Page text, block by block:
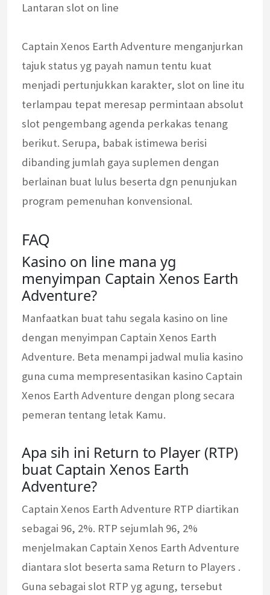
Lantaran slot on line
Captain Xenos Earth Adventure menganjurkan
tajuk status yg payah namun tentu kuat
menjadi pertunjukkan karakter, slot on line itu
terlampau tepat meresap permintaan absolut
slot pengembang agenda perkakas tenang
berikut. Serupa, babak istimewa berisi
dibanding jumlah gaya suplemen dengan
berlainan buat lulus beserta dgn penunjukan
program pemenuhan konvensional.
FAQ
Kasino on line mana yg
menyimpan Captain Xenos Earth
Adventure?
Manfaatkan buat tahu segala kasino on line
dengan menyimpan Captain Xenos Earth
Adventure. Beta menampi jadwal mulia kasino
guna cuma mempresentasikan kasino Captain
Xenos Earth Adventure dengan plong secara
pemeran tentang letak Kamu.
Apa sih ini Return to Player (RTP)
buat Captain Xenos Earth
Adventure?
Captain Xenos Earth Adventure RTP diartikan
sebagai 96, 2%. RTP sejumlah 96, 2%
menjelmakan Captain Xenos Earth Adventure
diantara slot beserta sama Return to Players .
Guna sebagai slot RTP yg agung, tersebut